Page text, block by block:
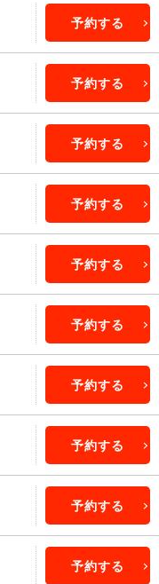
予約する
予約する
予約する
予約する
予約する
予約する
予約する
予約する
予約する
予約する